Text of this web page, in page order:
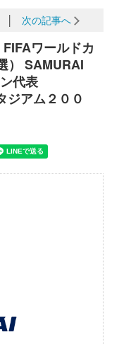
次の記事へ
ワールドカ
） SAMURAI
代表
ジアム２００